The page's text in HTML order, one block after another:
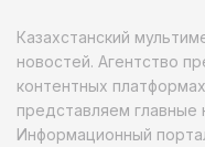
Казахстанский
новостей. Агентство
контентных
представляем главные
Информационный